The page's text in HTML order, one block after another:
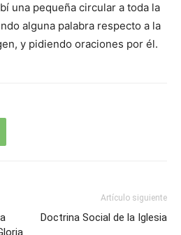
una pequeña circular a toda la
alguna palabra respecto a la
y pidiendo oraciones por él.
Artículo siguiente
Doctrina Social de la Iglesia